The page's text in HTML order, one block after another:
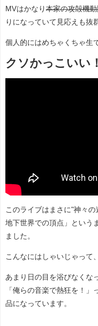
MVはかなり 本家の攻殻機
りになっていて見応えも抜
個人的にはめちゃくちゃ生
クソかっこいい
このライブはまさに"神々
地下世界での頂点」という
ました。
こんなにはしゃいじゃって
あまり日の目を浴びなくな
「俺らの音楽で熱狂を！
品になっています。